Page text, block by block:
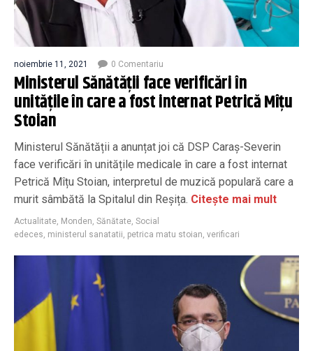
noiembrie 11, 2021 0 Comentariu
Ministerul Sănătății face verificări în
unitățile în care a fost internat Petrică Mîțu
Stoian
Ministerul Sănătății a anunțat joi că DSP Caraș-Severin
face verificări în unitățile medicale în care a fost internat
Petrică Mîțu Stoian, interpretul de muzică populară care a
murit sâmbătă la Spitalul din Reșița. Citește mai mult
Actualitate, Monden, Sănătate, Social
edeces, ministerul sanatatii, petrica matu stoian, verificari